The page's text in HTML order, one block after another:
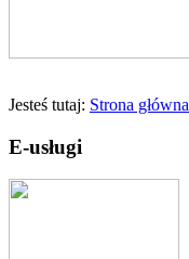
Jesteś tutaj: Strona główna
E-usługi